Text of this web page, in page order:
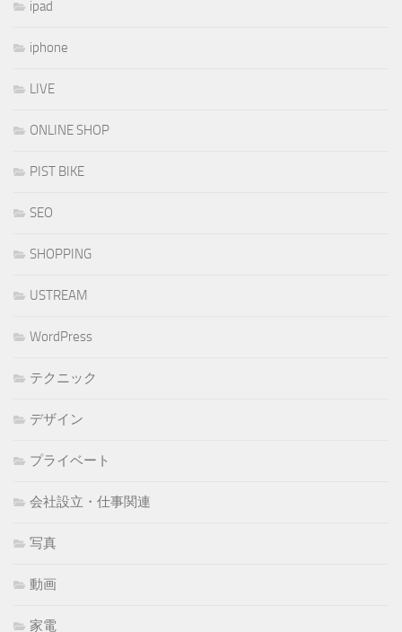
ipad
iphone
LIVE
ONLINE SHOP
PIST BIKE
SEO
SHOPPING
USTREAM
WordPress
テクニック
デザイン
プライベート
会社設立・仕事関連
写真
動画
家電